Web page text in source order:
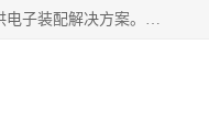
深圳市亿阳电子仪器有限公司坐落于风景秀丽的深圳市光明区，集SMT设备销售务为一体，努力为客户提供电子装配解决方案。与行业**SMT设备厂商：ASM（印刷机，锡膏检查机，贴片机），德国ERSA（爱莎）建立了稳固的代理合作关系，销售的设备一直保持**电子装配行业未来发展方向，能够满足客户各种繁杂产品的生产应用。